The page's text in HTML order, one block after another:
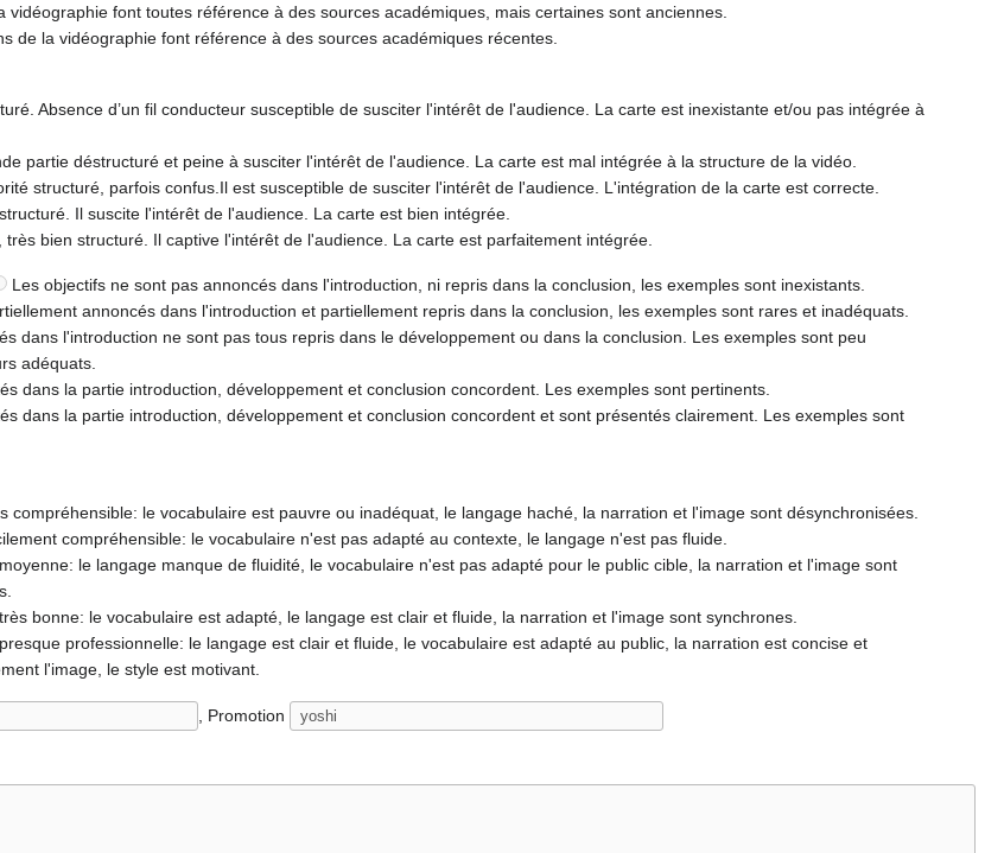
vidéographie font toutes référence à des sources académiques, mais certaines sont anciennes.
de la vidéographie font référence à des sources académiques récentes.
Absence d’un fil conducteur susceptible de susciter l'intérêt de l'audience. La carte est inexistante et/ou pas intégrée à
partie déstructuré et peine à susciter l'intérêt de l'audience. La carte est mal intégrée à la structure de la vidéo.
structuré, parfois confus.Il est susceptible de susciter l'intérêt de l'audience. L'intégration de la carte est correcte.
Il suscite l'intérêt de l'audience. La carte est bien intégrée.
très bien structuré. Il captive l'intérêt de l'audience. La carte est parfaitement intégrée.
Les objectifs ne sont pas annoncés dans l'introduction, ni repris dans la conclusion, les exemples sont inexistants.
annoncés dans l'introduction et partiellement repris dans la conclusion, les exemples sont rares et inadéquats.
dans l'introduction ne sont pas tous repris dans le développement ou dans la conclusion. Les exemples sont peu
adéquats.
dans la partie introduction, développement et conclusion concordent. Les exemples sont pertinents.
dans la partie introduction, développement et conclusion concordent et sont présentés clairement. Les exemples sont
compréhensible: le vocabulaire est pauvre ou inadéquat, le langage haché, la narration et l'image sont désynchronisées.
compréhensible: le vocabulaire n'est pas adapté au contexte, le langage n'est pas fluide.
le langage manque de fluidité, le vocabulaire n'est pas adapté pour le public cible, la narration et l'image sont
bonne: le vocabulaire est adapté, le langage est clair et fluide, la narration et l'image sont synchrones.
professionnelle: le langage est clair et fluide, le vocabulaire est adapté au public, la narration est concise et
l'image, le style est motivant.
, Promotion